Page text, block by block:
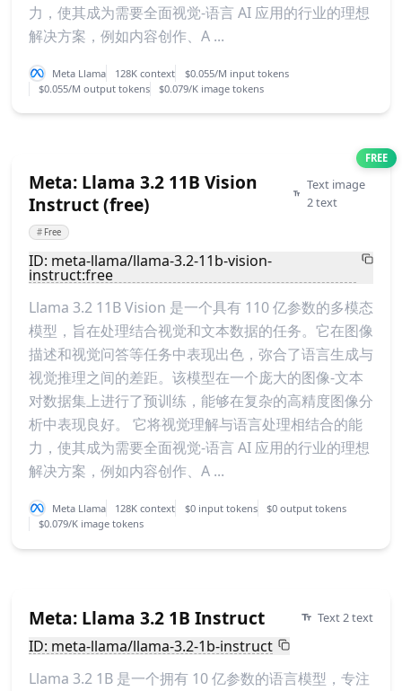
力，使其成为需要全面视觉-语言 AI 应用的行业的理想
解决方案，例如内容创作、A ...
Meta Llama 128K context
$0.055/M input tokens
$0.055/M output tokens
$0.079/K image tokens
FREE
Meta: Llama 3.2 11B Vision
Instruct (free)
Text image
2 text
# Free
ID: meta-llama/llama-3.2-11b-vision-
instruct:free
Llama 3.2 11B Vision 是一个具有 110 亿参数的多模态
模型，旨在处理结合视觉和文本数据的任务。它在图像
描述和视觉问答等任务中表现出色，弥合了语言生成与
视觉推理之间的差距。该模型在一个庞大的图像-文本
对数据集上进行了预训练，能够在复杂的高精度图像分
析中表现良好。 它将视觉理解与语言处理相结合的能
力，使其成为需要全面视觉-语言 AI 应用的行业的理想
解决方案，例如内容创作、A ...
Meta Llama 128K context $0 input tokens
$0 output tokens
$0.079/K image tokens
Meta: Llama 3.2 1B Instruct Text 2 text
ID: meta-llama/llama-3.2-1b-instruct
Llama 3.2 1B 是一个拥有 10 亿参数的语言模型，专注